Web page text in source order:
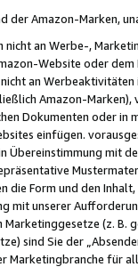
der Amazon-Marken,
nicht an Werbe-,
Website oder
an
Amazon-
Dokumenten oder in
einfügen.
Übereinstimmung mit
die Form und den
mit unserer
(z. B.
sind Sie der
Marketingbranche für